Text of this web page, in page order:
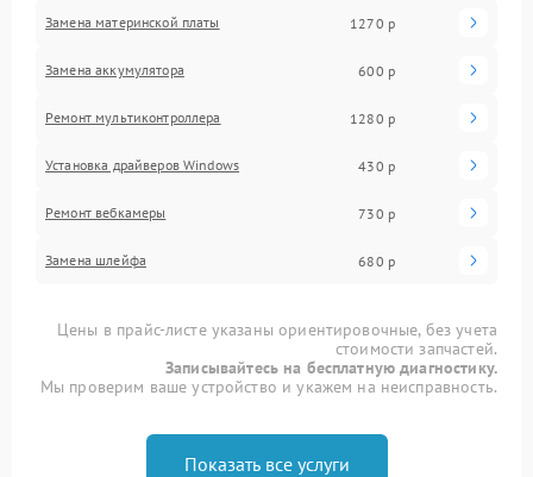
Замена материнской платы 1270 р
Замена аккумулятора 600 р
Ремонт мультиконтроллера 1280 р
Установка драйверов Windows 430 р
Ремонт вебкамеры 730 р
Замена шлейфа 680 р
Цены в прайс-листе указаны ориентировочные, без учета
стоимости запчастей.
Записывайтесь на бесплатную диагностику.
Мы проверим ваше устройство и укажем на неисправность.
Показать все услуги